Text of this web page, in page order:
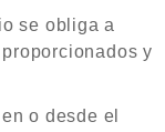
se obliga a
y
o desde el